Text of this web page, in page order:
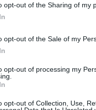
opt-out of the Sharing of my
opt-out of the Sale of my
opt-out of processing my
opt-out of Collection, Use,
Ciserano (155)
Ubiale Clanezzo (16)